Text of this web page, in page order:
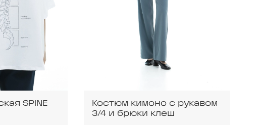
SPINE
Костюм кимоно с рукавом
3/4 и брюки клеш